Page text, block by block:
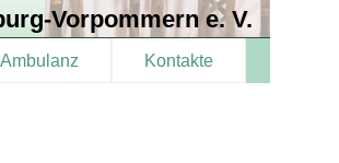
Vorpommern e. V.
Ambulanz Kontakte